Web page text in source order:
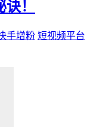
！
手增粉 短视频平台